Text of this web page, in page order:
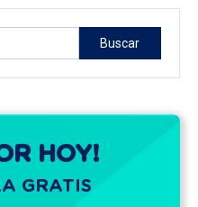
Buscar:
HOY!
GRATIS